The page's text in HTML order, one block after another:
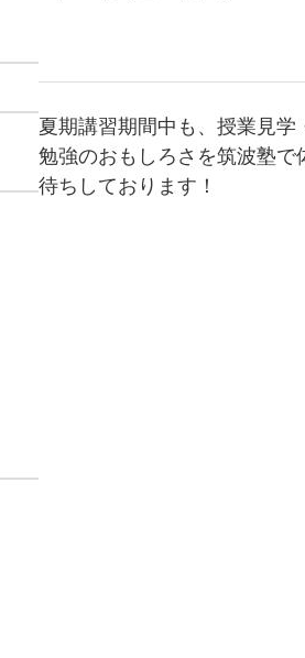
夏期講習期間中も、授業見学
勉強のおもしろさを筑波塾
待ちしております！